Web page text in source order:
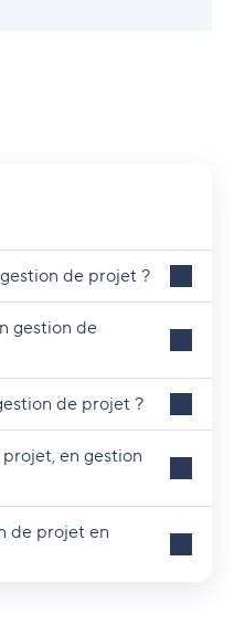
de projet ?
gestion de
de projet ?
en gestion
de projet en